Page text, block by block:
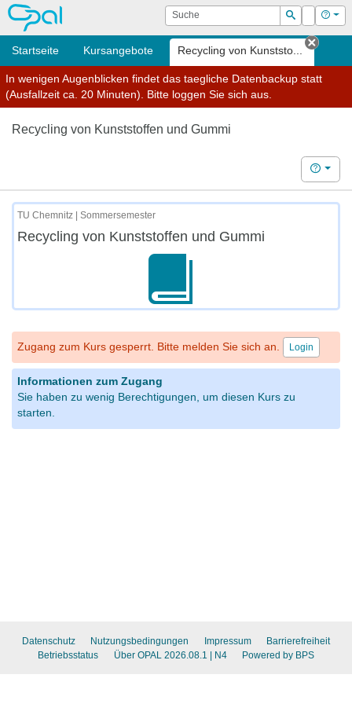
OPAL Suche
Suchen
Login Hilfe
Startseite Kursangebote Recycling von Kunststo...
Tab
In wenigen Augenblicken findet das taegliche Datenbackup statt
(Ausfallzeit ca. 20 Minuten). Bitte loggen Sie sich aus.
Recycling von Kunststoffen und Gummi
Hilfe
TU Chemnitz | Sommersemester
Recycling von Kunststoffen und Gummi
Zugang zum Kurs gesperrt. Bitte melden Sie sich an. Login
Informationen zum Zugang
Sie haben zu wenig Berechtigungen, um diesen Kurs zu
starten.
Datenschutz Nutzungsbedingungen Impressum
Barrierefreiheit
Betriebsstatus
Über OPAL 2026.08.1 | N4 Powered by BPS